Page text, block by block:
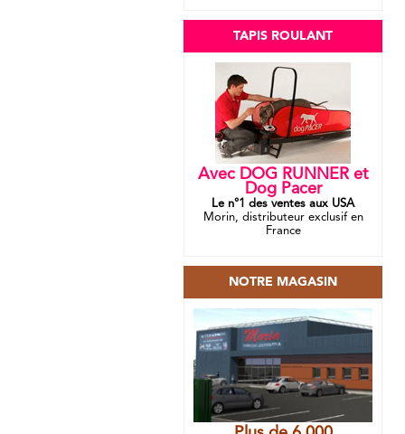
TAPIS ROULANT
Avec DOG RUNNER et
Dog Pacer
Le n°1 des ventes aux USA
Morin, distributeur exclusif en
France
NOTRE MAGASIN